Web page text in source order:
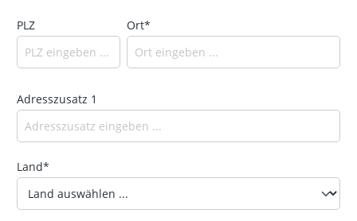
PLZ Ort*
Adresszusatz 1
Land*